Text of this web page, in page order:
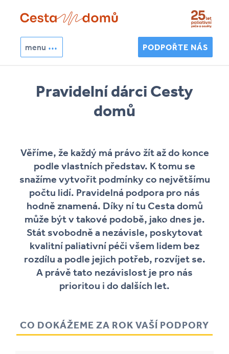
Přejít k hlavnímu obsahu
menu PODPOŘTE NÁS
Vyhledávání
Pravidelní dárci Cesty
domů
Věříme, že každý má právo žít až do konce
podle vlastních představ. K tomu se
snažíme vytvořit podmínky co největšímu
počtu lidí. Pravidelná podpora pro nás
hodně znamená. Díky ní tu Cesta domů
může být v takové podobě, jako dnes je.
Stát svobodně a nezávisle, poskytovat
kvalitní paliativní péči všem lidem bez
rozdílu a podle jejich potřeb, rozvíjet se.
A právě tato nezávislost je pro nás
prioritou i do dalších let.
CO DOKÁŽEME ZA ROK VAŠÍ PODPORY